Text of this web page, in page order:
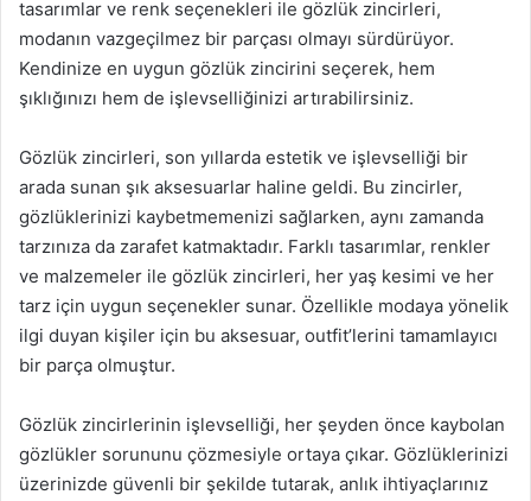
tasarımlar ve renk seçenekleri ile gözlük zincirleri,
modanın vazgeçilmez bir parçası olmayı sürdürüyor.
Kendinize en uygun gözlük zincirini seçerek, hem
şıklığınızı hem de işlevselliğinizi artırabilirsiniz.
Gözlük zincirleri, son yıllarda estetik ve işlevselliği bir
arada sunan şık aksesuarlar haline geldi. Bu zincirler,
gözlüklerinizi kaybetmemenizi sağlarken, aynı zamanda
tarzınıza da zarafet katmaktadır. Farklı tasarımlar, renkler
ve malzemeler ile gözlük zincirleri, her yaş kesimi ve her
tarz için uygun seçenekler sunar. Özellikle modaya yönelik
ilgi duyan kişiler için bu aksesuar, outfit’lerini tamamlayıcı
bir parça olmuştur.
Gözlük zincirlerinin işlevselliği, her şeyden önce kaybolan
gözlükler sorununu çözmesiyle ortaya çıkar. Gözlüklerinizi
üzerinizde güvenli bir şekilde tutarak, anlık ihtiyaçlarınız